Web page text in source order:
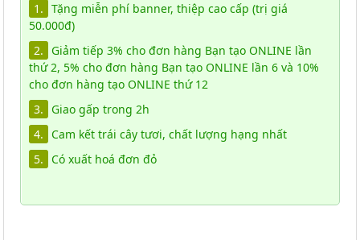
1. Tặng miễn phí banner, thiệp cao cấp (trị giá
50.000đ)
2.
Giảm tiếp 3% cho đơn hàng Bạn tạo ONLINE lần
thứ 2, 5% cho đơn hàng Bạn tạo ONLINE lần 6 và 10%
cho đơn hàng tạo ONLINE thứ 12
3.
Giao gấp trong 2h
4.
Cam kết trái cây tươi, chất lượng hạng nhất
5.
Có xuất hoá đơn đỏ